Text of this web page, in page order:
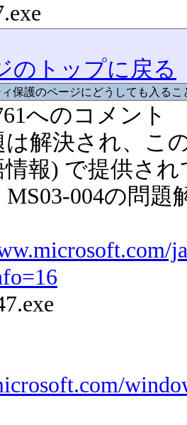
のトップに戻る
保護のページにどうしても入る
へのコメント
は解決され、こ
情報) で提供さ
004の問